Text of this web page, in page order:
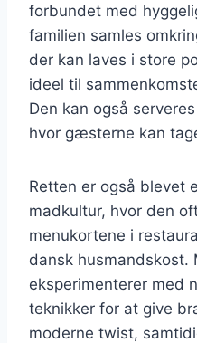
forbundet med
familien samles
der kan laves i store
ideel til
Den kan også
hvor gæsterne kan
Retten er også blevet
madkultur, hvor den
menukortene i
dansk husmandskost.
eksperimenterer med
teknikker for at give
moderne twist,